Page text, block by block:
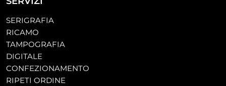
SERIGRAFIA
RICAMO
TAMPOGRAFIA
DIGITALE
CONFEZIONAMENTO
RIPETI ORDINE